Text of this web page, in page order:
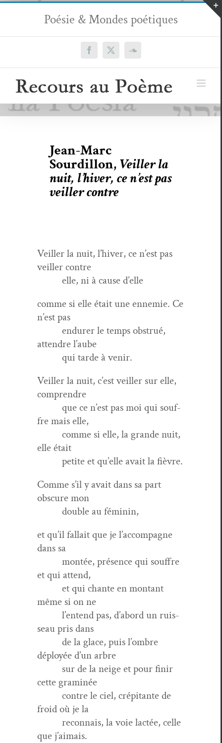
Passer
contenu
Poésie & Mondes poétiques
Facebook
X SoundCloud
Jean-Marc
Sourdillon,Veiller la
nuit, l’hiver, ce n’est pas
veiller contre
Veiller la nuit, l’hiver, ce n’est pas
veiller contre
elle, ni à cause d’elle
comme si elle était une enne­mie. Ce
n’est pas
endur­er le temps obstrué,
atten­dre l’aube
qui tarde à venir.
Veiller la nuit, c’est veiller sur elle,
comprendre
que ce n’est pas moi qui souf­
fre mais elle,
comme si elle, la grande nuit,
elle était
petite et qu’elle avait la fièvre.
Comme s’il y avait dans sa part
obscure mon
dou­ble au féminin,
et qu’il fal­lait que je l’accompagne
dans sa
mon­tée, présence qui souf­fre
et qui attend,
et qui chante en mon­tant
même si on ne
l’entend pas, d’abord un ruis­
seau pris dans
de la glace, puis l’ombre
déployée d’un arbre
sur de la neige et pour finir
cette graminée
con­tre le ciel, crépi­tante de
froid où je la
recon­nais, la voie lac­tée, celle
que j’aimais.